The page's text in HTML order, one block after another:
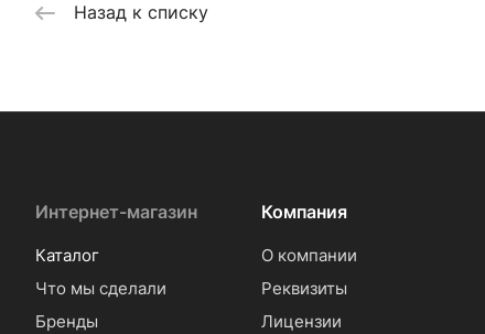
Назад к списку
Интернет-магазин
Каталог
Что мы сделали
Бренды
Компания
О компании
Реквизиты
Лицензии